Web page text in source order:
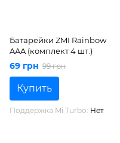
Батарейки ZMI Rainbow
AAA (комплект 4 шт.)
69 грн 99 грн
Купить
Поддержка Mi Turbo Нет